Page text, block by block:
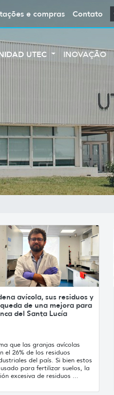
e compras Contato
UTEC INOVAÇÃO
avícola, sus residuos y
de una mejora para
del Santa Lucía
que las granjas avícolas
el 26% de los residuos
del país. Si bien estos
para fertilizar suelos, la
excesiva de residuos ...